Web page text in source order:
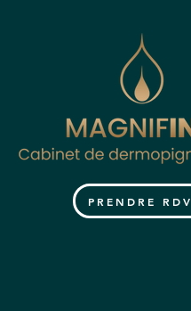
PRENDRE RDV